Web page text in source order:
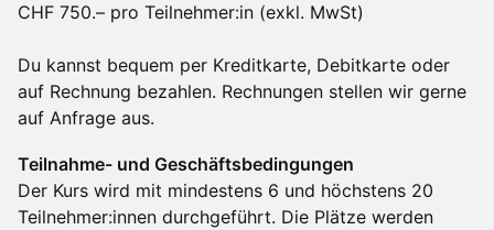
CHF 750.– pro Teilnehmer:in (exkl. MwSt)
Du kannst bequem per Kreditkarte, Debitkarte oder
auf Rechnung bezahlen. Rechnungen stellen wir gerne
auf Anfrage aus.
Teilnahme- und Geschäftsbedingungen
Der Kurs wird mit mindestens 6 und höchstens 20
Teilnehmer:innen durchgeführt. Die Plätze werden